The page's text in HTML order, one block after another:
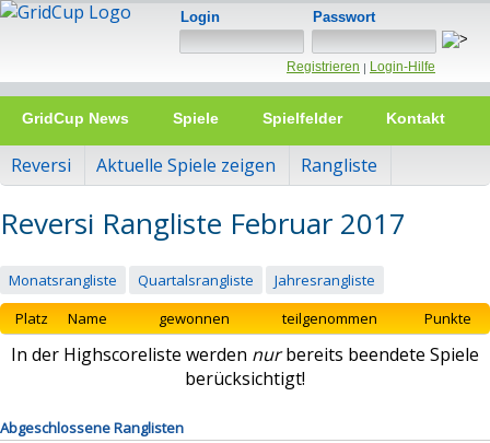
Login Passwort
Registrieren | Login-Hilfe
GridCup News Spiele Spielfelder Kontakt
Reversi Aktuelle Spiele zeigen Rangliste
Reversi Rangliste Februar 2017
Monatsrangliste Quartalsrangliste
Jahresrangliste
Platz
Name gewonnen teilgenommen Punkte
In der Highscoreliste werden nurbereits beendete Spiele
berücksichtigt!
Abgeschlossene Ranglisten